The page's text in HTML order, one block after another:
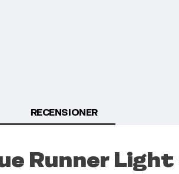
Runner
RECENSIONER